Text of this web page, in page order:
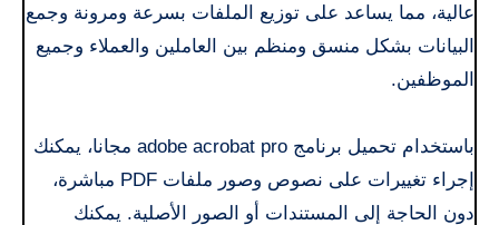
عالية، مما يساعد على توزيع الملفات بسرعة ومرونة وجمع
البيانات بشكل منسق ومنظم بين العاملين والعملاء وجميع
الموظفين.
باستخدام تحميل برنامج adobe acrobat pro مجانا، يمكنك
إجراء تغييرات على نصوص وصور ملفات PDF مباشرة،
دون الحاجة إلى المستندات أو الصور الأصلية. يمكنك